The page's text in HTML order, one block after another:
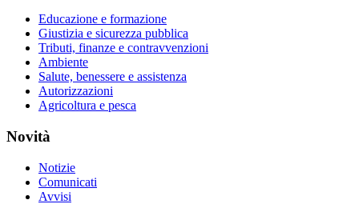
Educazione e formazione
Giustizia e sicurezza pubblica
Tributi, finanze e contravvenzioni
Ambiente
Salute, benessere e assistenza
Autorizzazioni
Agricoltura e pesca
Novità
Notizie
Comunicati
Avvisi